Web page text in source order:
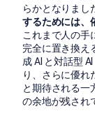
らかとなりまし
するためには、
これまで人の手
完全に置き換え
成 AI と対話型
り、さらに優れ
と期待される一
の余地が残され